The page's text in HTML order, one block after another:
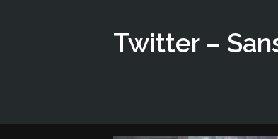
Twitter –